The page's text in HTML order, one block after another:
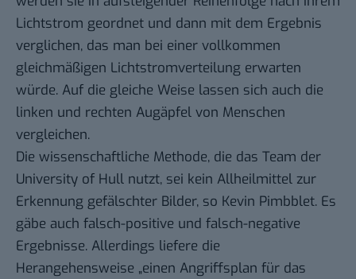
Lichtstrom geordnet und dann mit dem Ergebnis
verglichen, das man bei einer vollkommen
gleichmäßigen Lichtstromverteilung erwarten
würde. Auf die gleiche Weise lassen sich auch die
linken und rechten Augäpfel von Menschen
vergleichen.
Die wissenschaftliche Methode, die das Team der
University of Hull nutzt, sei kein Allheilmittel zur
Erkennung gefälschter Bilder, so Kevin Pimbblet. Es
gäbe auch falsch-positive und falsch-negative
Ergebnisse. Allerdings liefere die
Herangehensweise „einen Angriffsplan für das